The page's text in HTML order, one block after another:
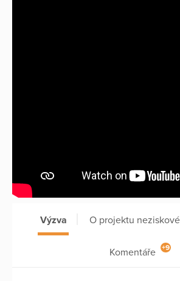
Výzva O projektu
Komentáře +9